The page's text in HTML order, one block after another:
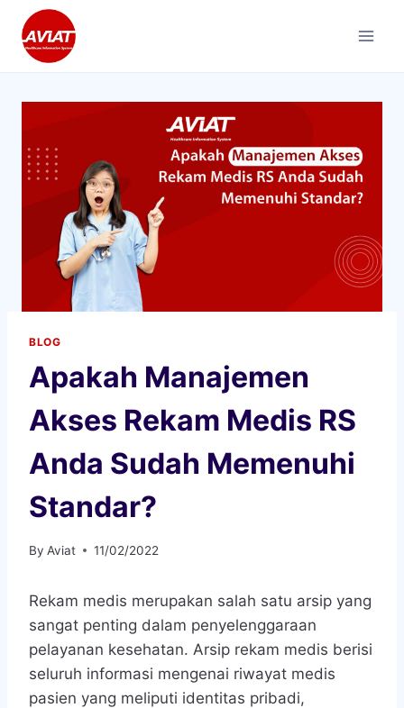
content
BLOG
Apakah Manajemen
Akses Rekam Medis RS
Anda Sudah Memenuhi
Standar?
By Aviat 11/02/2022
Rekam medis merupakan salah satu arsip yang
sangat penting dalam penyelenggaraan
pelayanan kesehatan. Arsip rekam medis berisi
seluruh informasi mengenai riwayat medis
pasien yang meliputi identitas pribadi,